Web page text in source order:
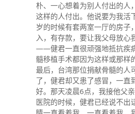
朴、一心想着为别人付出的人
这样的人付出。他说要为我活
岁的时候有套两室一厅的房子
入，有存款，要让我父母放心
——健君一直很顽强地抵抗疾
髓移植手术都因为这样或那样
最后，台湾那位捐献骨髓的人
了，健君却又患了感冒，一直
好。那天凌晨6点，我接他父
医院的时候，健君已经说不出